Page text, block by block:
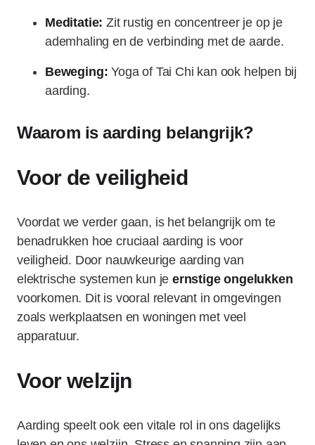
Meditatie: Zit rustig en concentreer je op je
ademhaling en de verbinding met de aarde.
Beweging: Yoga of Tai Chi kan ook helpen bij
aarding.
Waarom is aarding belangrijk?
Voor de veiligheid
Voordat we verder gaan, is het belangrijk om te
benadrukken hoe cruciaal aarding is voor
veiligheid. Door nauwkeurige aarding van
elektrische systemen kun je ernstige ongelukken
voorkomen. Dit is vooral relevant in omgevingen
zoals werkplaatsen en woningen met veel
apparatuur.
Voor welzijn
Aarding speelt ook een vitale rol in ons dagelijks